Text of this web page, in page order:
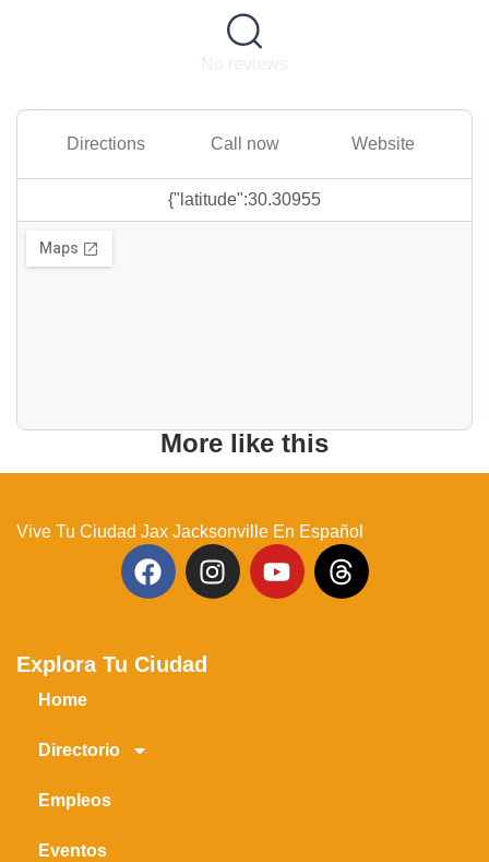
No reviews
Directions Call now Website
{"latitude":30.30955
More like this
Vive Tu Ciudad Jax Jacksonville En Español
Explora Tu Ciudad
Home
Directorio
Empleos
Eventos